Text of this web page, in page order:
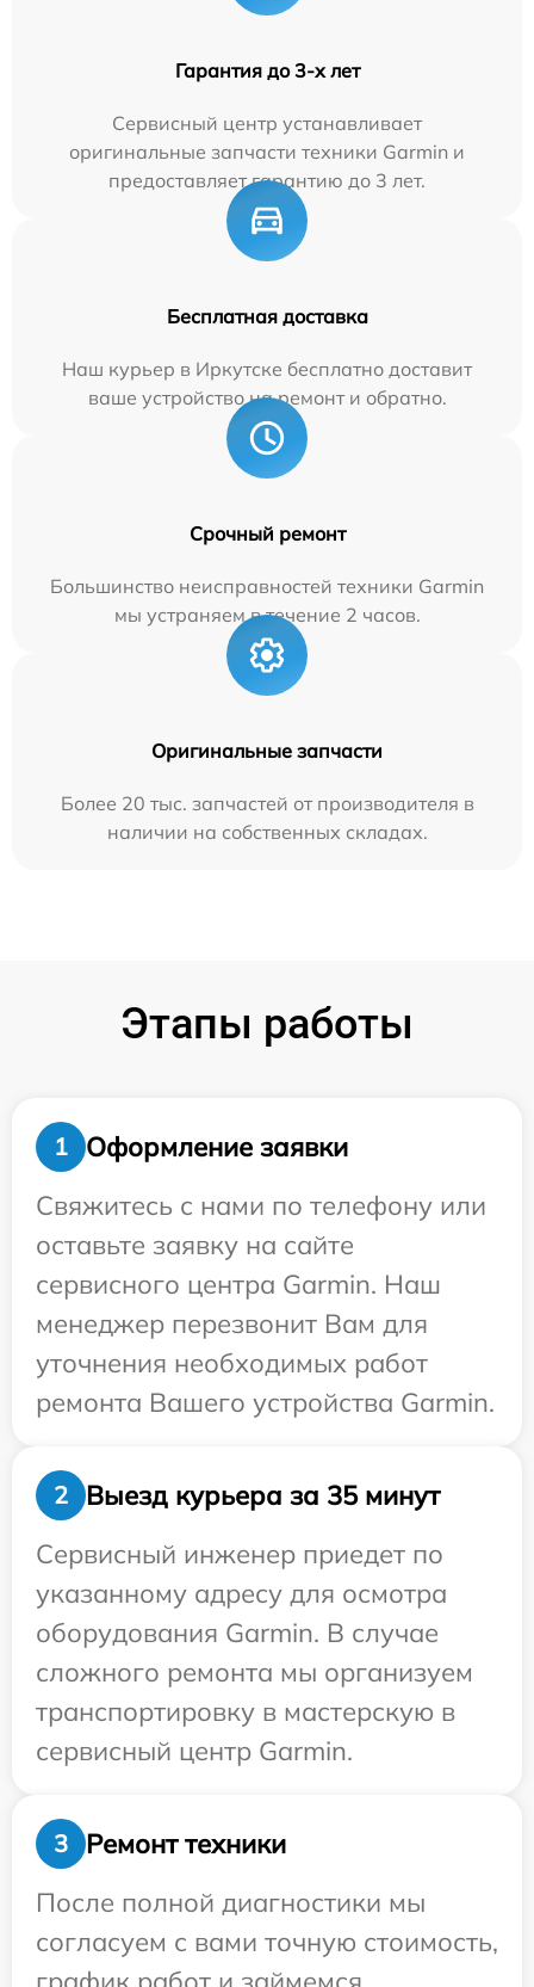
Гарантия до 3-х лет
Сервисный центр устанавливает
оригинальные запчасти техники Garmin и
предоставляет гарантию до 3 лет.
Бесплатная доставка
Наш курьер в Иркутске бесплатно доставит
ваше устройство на ремонт и обратно.
Срочный ремонт
Большинство неисправностей техники Garmin
мы устраняем в течение 2 часов.
Оригинальные запчасти
Более 20 тыс. запчастей от производителя в
наличии на собственных складах.
Этапы работы
1
Оформление заявки
Свяжитесь с нами по телефону или
оставьте заявку на сайте
сервисного центра Garmin. Наш
менеджер перезвонит Вам для
уточнения необходимых работ
ремонта Вашего устройства Garmin.
2
Выезд курьера за 35 минут
Сервисный инженер приедет по
указанному адресу для осмотра
оборудования Garmin. В случае
сложного ремонта мы организуем
транспортировку в мастерскую в
сервисный центр Garmin.
3
Ремонт техники
После полной диагностики мы
согласуем с вами точную стоимость,